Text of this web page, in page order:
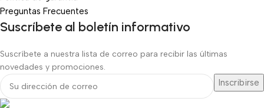
Preguntas Frecuentes
Suscríbete al boletín informativo
Suscríbete a nuestra lista de correo para recibir las últimas
novedades y promociones.